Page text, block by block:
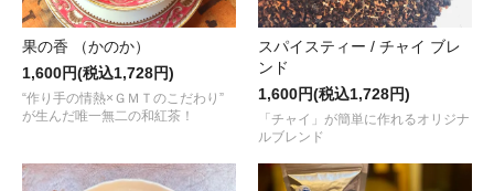
した！
2023.11.24
国内初登場！チャイにも使える
“ニルギリ CTC for ストレート＆ミ
した！
果の香 （かのか）
1,600円(税込1,728円)
“作り手の情熱×ＧＭＴのこだわり”
が生んだ唯一無二の和紅茶！
スパイスティー / チャイ ブレ
ンド
1,600円(税込1,728円)
「チャイ」が簡単に作れるオリジナ
ルブレンド